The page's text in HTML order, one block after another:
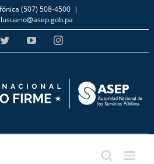
Skip
to
content
(507) 508-4500 |
TwitterYouTubeInstagram